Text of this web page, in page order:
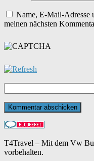
Name, E-Mail-Adresse
meinen nächsten
T4Travel – Mit dem Vw
vorbehalten.